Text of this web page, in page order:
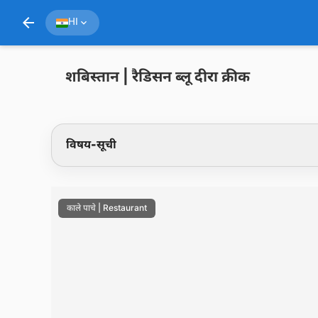
arrow_back HI expand_more
शबिस्तान | रैडिसन ब्लू दीरा क्रीक
विषय-सूची
काले पाचे | Restaurant